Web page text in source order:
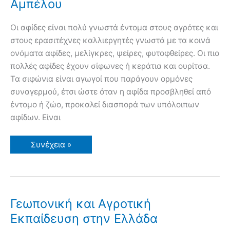
Αμπέλου
Οι αφίδες είναι πολύ γνωστά έντομα στους αγρότες και
στους ερασιτέχνες καλλιεργητές γνωστά με τα κοινά
ονόματα αφίδες, μελίγκρες, ψείρες, φυτοφθείρες. Οι πιο
πολλές αφίδες έχουν σίφωνες ή κεράτια και ουρίτσα.
Τα σιφώνια είναι αγωγοί που παράγουν ορμόνες
συναγερμού, έτσι ώστε όταν η αφίδα προσβληθεί από
έντομο ή ζώο, προκαλεί διασπορά των υπόλοιπων
αφίδων. Είναι
Αφίδες,
Μελίγκρες,
Αμπέλου
Συνέχεια »
Γεωπονική και Αγροτική
Εκπαίδευση στην Ελλάδα